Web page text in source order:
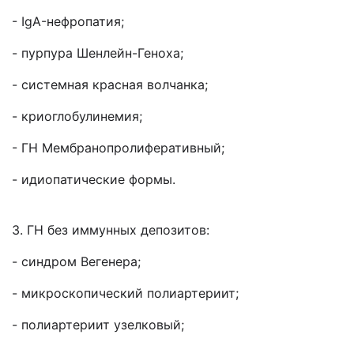
- IgA-нефропатия;
- пурпура Шенлейн-Геноха;
- системная красная волчанка;
- криоглобулинемия;
- ГН Мембранопролиферативный;
- идиопатические формы.
3. ГН без иммунных депозитов:
- синдром Вегенера;
- микроскопический полиартериит;
- полиартериит узелковый;